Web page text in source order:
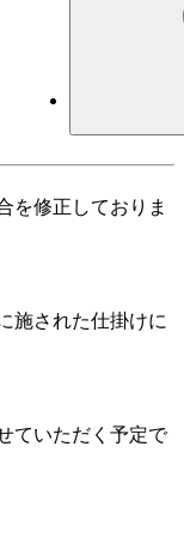
を修正しておりま
施された仕掛けに
ていただく予定で